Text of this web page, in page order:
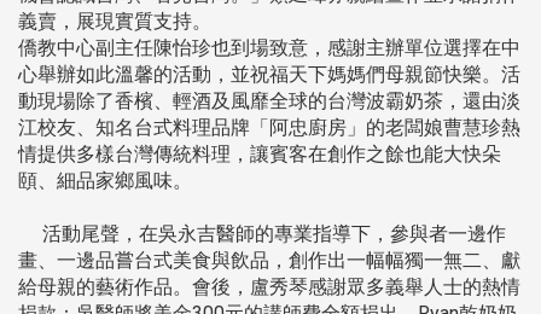
義賣，展現實質支持。
僑教中心副主任陳怡珍也到場致意，感謝主辦單位選擇在中
心舉辦如此溫馨的活動，並祝福天下媽媽們母親節快樂。活
動現場除了香檳、輕酒及風靡全球的台灣波霸奶茶，還由淡
江校友、知名台式料理品牌「阿忠廚房」的老闆娘曹慧珍熱
情提供多樣台灣傳統料理，讓賓客在創作之餘也能大快朵
頤、細品家鄉風味。
活動尾聲，在吳永吉醫師的專業指導下，參與者一邊作
畫、一邊品嘗台式美食與飲品，創作出一幅幅獨一無二、獻
給母親的藝術作品。會後，盧秀琴感謝眾多義舉人士的熱情